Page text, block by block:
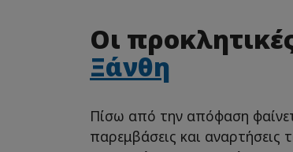
Οι
Ξάνθη
Πίσω από την απόφαση
παρεμβάσεις και αναρτήσεις